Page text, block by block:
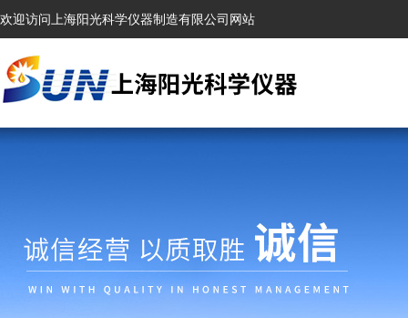
欢迎访问上海阳光科学仪器制造有限公司网站